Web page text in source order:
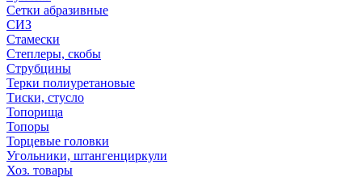
Сетки абразивные
СИЗ
Стамески
Степлеры, скобы
Струбцины
Терки полиуретановые
Тиски, стусло
Топорища
Топоры
Торцевые головки
Угольники, штангенциркули
Хоз. товары